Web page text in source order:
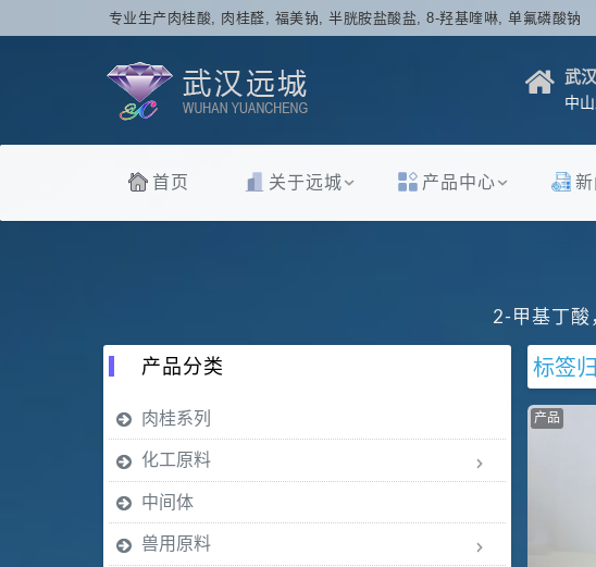
专业生产肉桂酸, 肉桂醛, 福美钠, 半胱胺盐酸盐, 8-羟基喹啉, 单氟磷酸钠
武
中
首页 关于远城 产品中心
2-甲基丁
标签
产品
产品分类
肉桂系列
化工原料
中间体
兽用原料